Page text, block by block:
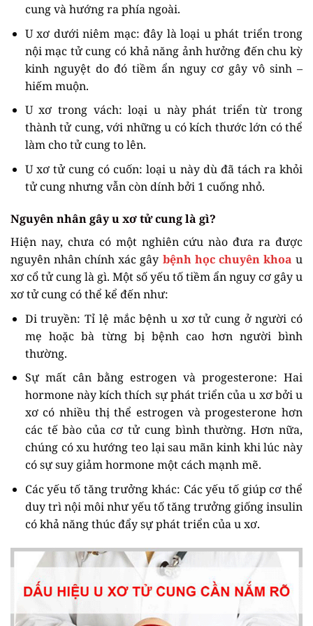
cung và hướng ra phía ngoài.
U xơ dưới niêm mạc: đây là loại u phát triển trong
nội mạc tử cung có khả năng ảnh hưởng đến chu kỳ
kinh nguyệt do đó tiềm ẩn nguy cơ gây vô sinh –
hiếm muộn.
U xơ trong vách: loại u này phát triển từ trong
thành tử cung, với những u có kích thước lớn có thể
làm cho tử cung to lên.
U xơ tử cung có cuốn: loại u này dù đã tách ra khỏi
tử cung nhưng vẫn còn dính bởi 1 cuống nhỏ.
Nguyên nhân gây u xơ tử cung là gì?
Hiện nay, chưa có một nghiên cứu nào đưa ra được
nguyên nhân chính xác gây bệnh học chuyên khoa u
xơ cổ tử cung là gì. Một số yếu tố tiềm ẩn nguy cơ gây u
xơ tử cung có thể kể đến như:
Di truyền: Tỉ lệ mắc bệnh u xơ tử cung ở người có
mẹ hoặc bà từng bị bệnh cao hơn người bình
thường.
Sự mất cân bằng estrogen và progesterone: Hai
hormone này kích thích sự phát triển của u xơ bởi u
xơ có nhiều thị thể estrogen và progesterone hơn
các tế bào của cơ tử cung bình thường. Hơn nữa,
chúng có xu hướng teo lại sau mãn kinh khi lúc này
có sự suy giảm hormone một cách mạnh mẽ.
Các yếu tố tăng trưởng khác: Các yếu tố giúp cơ thể
duy trì nội môi như yếu tố tăng trưởng giống insulin
có khả năng thúc đẩy sự phát triển của u xơ.